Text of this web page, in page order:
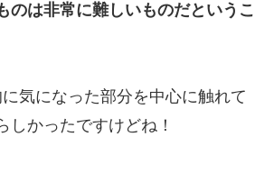
のは非常に難しいものだというこ
気になった部分を中心に触れて
かったですけどね！